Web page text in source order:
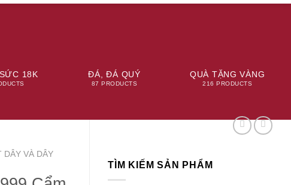
18K ĐÁ, ĐÁ QUÝ
87 PRODUCTS
QUÀ TẶNG VÀNG
216 PRODUCTS
TÌM KIẾM SẢN PHẨM
DÂY VÀ DÂY